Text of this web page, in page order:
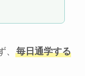
毎日通学する